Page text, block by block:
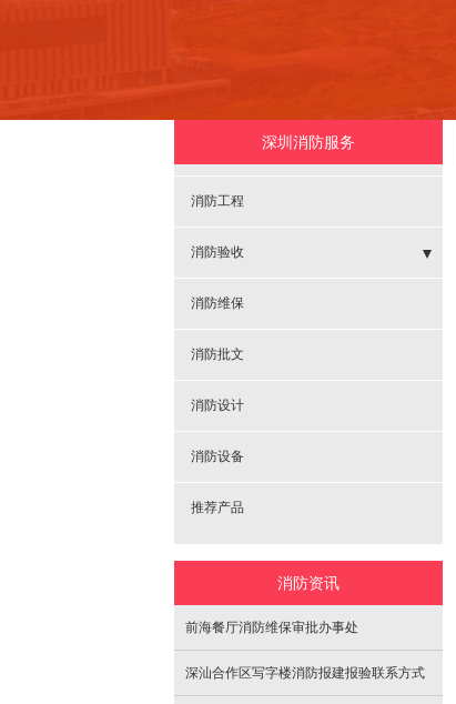
深圳消防服务
消防工程
消防验收
- 消火栓系统验收
- 工程消防验收
消防维保
消防批文
消防设计
消防设备
推荐产品
消防资讯
前海餐厅消防维保审批办事处
深汕合作区写字楼消防报建报验联系方式